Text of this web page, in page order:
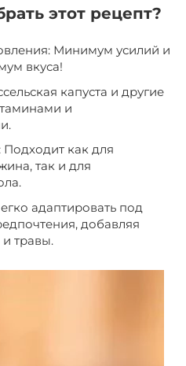
этот рецепт?
Минимум усилий и
вкуса!
капуста и другие
и
Подходит как для
так и для
адаптировать под
добавляя
травы.